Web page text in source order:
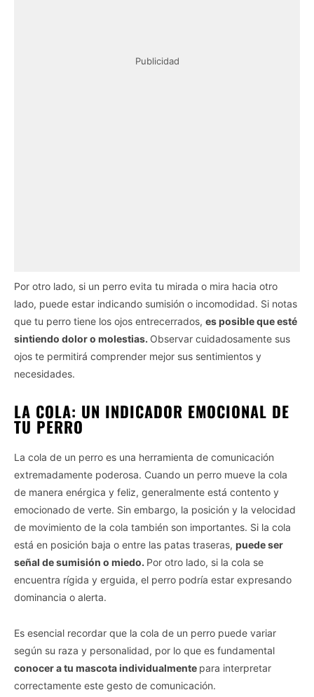
Publicidad
Por otro lado, si un perro evita tu mirada o mira hacia otro
lado, puede estar indicando sumisión o incomodidad. Si notas
que tu perro tiene los ojos entrecerrados, es posible que esté
sintiendo dolor o molestias. Observar cuidadosamente sus
ojos te permitirá comprender mejor sus sentimientos y
necesidades.
LA COLA: UN INDICADOR EMOCIONAL DE
TU PERRO
La cola de un perro es una herramienta de comunicación
extremadamente poderosa. Cuando un perro mueve la cola
de manera enérgica y feliz, generalmente está contento y
emocionado de verte. Sin embargo, la posición y la velocidad
de movimiento de la cola también son importantes. Si la cola
está en posición baja o entre las patas traseras, puede ser
señal de sumisión o miedo. Por otro lado, si la cola se
encuentra rígida y erguida, el perro podría estar expresando
dominancia o alerta.
Es esencial recordar que la cola de un perro puede variar
según su raza y personalidad, por lo que es fundamental
conocer a tu mascota individualmente para interpretar
correctamente este gesto de comunicación.